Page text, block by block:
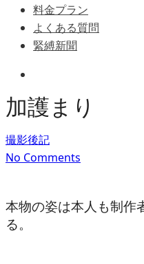
料金プラン
よくある質問
緊縛新聞
加護まり
撮影後記
No Comments
本物の姿は本人も制作
る。